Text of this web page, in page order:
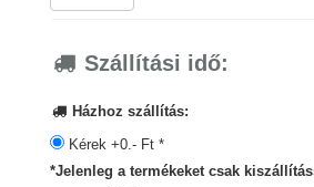
Szállítási idő:
Házhoz szállítás:
Kérek +0.- Ft *
*Jelenleg a termékeket csak